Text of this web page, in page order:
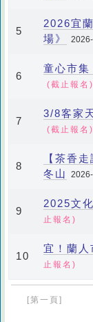
5
2026宜
場》
6
童心市
(截止報名)
7
3/8客家
(截止報名)
8
【茶香
冬山
9
2025文
止報名)
10
宜！蘭人
止報名)
[第一頁]